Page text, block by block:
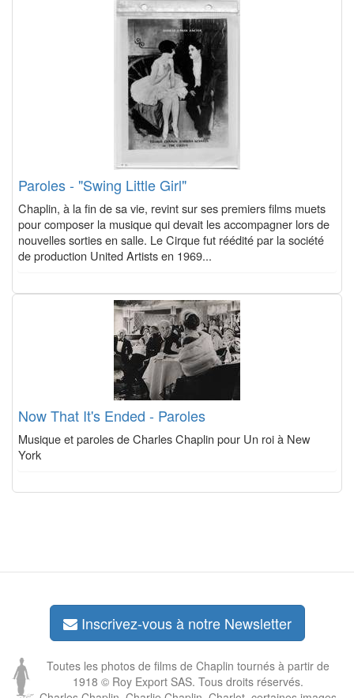
Paroles - "Swing Little Girl"
Chaplin, à la fin de sa vie, revint sur ses premiers films muets
pour composer la musique qui devait les accompagner lors de
nouvelles sorties en salle. Le Cirque fut réédité par la société
de production United Artists en 1969...
Now That It's Ended - Paroles
Musique et paroles de Charles Chaplin pour Un roi à New
York
Inscrivez-vous à notre Newsletter
Toutes les photos de films de Chaplin tournés à partir de
1918 © Roy Export SAS. Tous droits réservés.